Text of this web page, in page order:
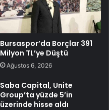
Bursaspor’da Borçlar 391
Milyon TL’ye Düştü
Ağustos 6, 2026
Saba Capital, Unite
Group’ta yüzde 5’in
üzerinde hisse aldı